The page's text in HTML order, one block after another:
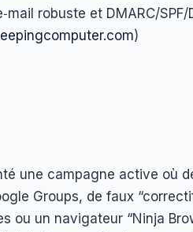
robuste et DMARC/SPF/
)
une campagne active où
Groups, de faux
ou un navigateur “Ninja